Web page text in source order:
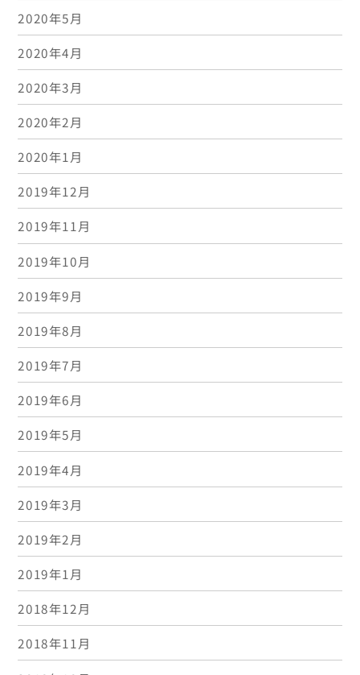
2020年5月
2020年4月
2020年3月
2020年2月
2020年1月
2019年12月
2019年11月
2019年10月
2019年9月
2019年8月
2019年7月
2019年6月
2019年5月
2019年4月
2019年3月
2019年2月
2019年1月
2018年12月
2018年11月